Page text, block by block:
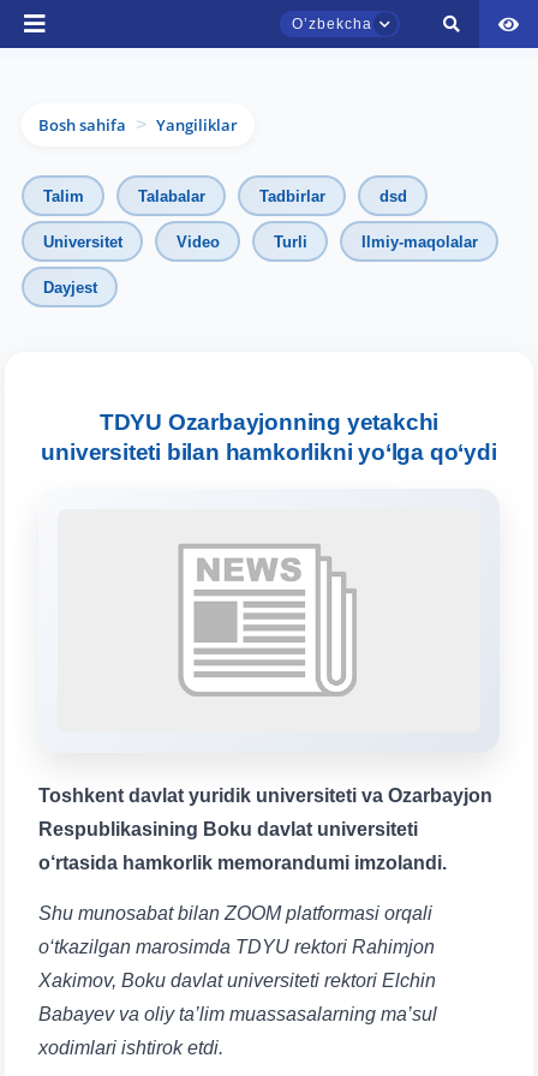
Oʼzbekcha
Bosh sahifa > Yangiliklar
Talim Talabalar Tadbirlar dsd
Universitet Video Turli Ilmiy-maqolalar
Dayjest
TDYU Ozarbayjonning yetakchi
universiteti bilan hamkorlikni yo‘lga qo‘ydi
Toshkent davlat yuridik universiteti va Ozarbayjon
Respublikasining Boku davlat universiteti
o‘rtasida hamkorlik memorandumi imzolandi.
Shu munosabat bilan ZOOM platformasi orqali
o‘tkazilgan marosimda TDYU rektori Rahimjon
Xakimov, Boku davlat universiteti rektori Elchin
Babayev va oliy ta’lim muassasalarning ma’sul
xodimlari ishtirok etdi.
Assalomu alaykum! TDYU qabul murojaatlari
Mavzuni tanlang — keyin shu mavzudagi aniq
1. Hujjatlar (bakalavr) (5)
7. Call-center (4) 8. Bakalavriat kvotasi (3)
9. Magistratura kvotasi (4) ✉️ Adminga yozish